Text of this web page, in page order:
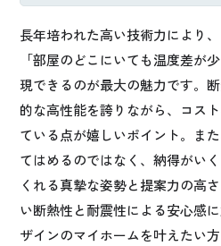
長年培われた高い技術力により
「部屋のどこにいても温度差が
現できるのが最大の魅力です。
的な高性能を誇りながら、コス
ている点が嬉しいポイント。ま
てはめるのではなく、納得がい
くれる真摯な姿勢と提案力の高
い断熱性と耐震性による安心感
ザインのマイホームを叶えたい